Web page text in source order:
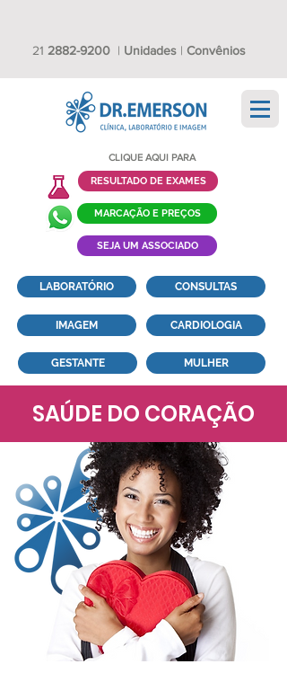
MARCAÇÃO E PREÇOS
RESULTADO DE EXAMES
21 2882-9200 | Unidades | Convênios
CLIQUE AQUI PARA
SEJA UM ASSOCIADO
LABORATÓRIO
IMAGEM
GESTANTE
CONSULTAS
CARDIOLOGIA
MULHER
PATERNIDADE TESTE DO PEZINHO
SAÚDE DO CORAÇÃO